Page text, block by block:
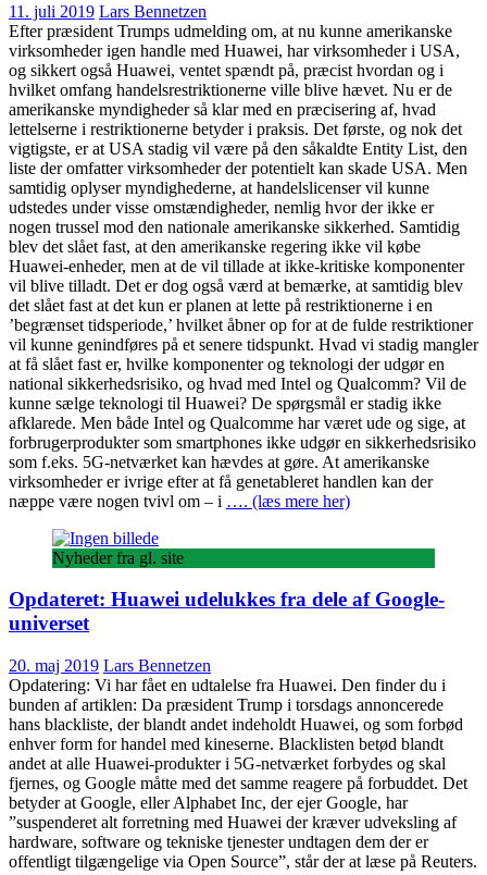
11. juli 2019 Lars Bennetzen
Efter præsident Trumps udmelding om, at nu kunne amerikanske
virksomheder igen handle med Huawei, har virksomheder i USA,
og sikkert også Huawei, ventet spændt på, præcist hvordan og i
hvilket omfang handelsrestriktionerne ville blive hævet. Nu er de
amerikanske myndigheder så klar med en præcisering af, hvad
lettelserne i restriktionerne betyder i praksis. Det første, og nok det
vigtigste, er at USA stadig vil være på den såkaldte Entity List, den
liste der omfatter virksomheder der potentielt kan skade USA. Men
samtidig oplyser myndighederne, at handelslicenser vil kunne
udstedes under visse omstændigheder, nemlig hvor der ikke er
nogen trussel mod den nationale amerikanske sikkerhed. Samtidig
blev det slået fast, at den amerikanske regering ikke vil købe
Huawei-enheder, men at de vil tillade at ikke-kritiske komponenter
vil blive tilladt. Det er dog også værd at bemærke, at samtidig blev
det slået fast at det kun er planen at lette på restriktionerne i en
’begrænset tidsperiode,’ hvilket åbner op for at de fulde restriktioner
vil kunne genindføres på et senere tidspunkt. Hvad vi stadig mangler
at få slået fast er, hvilke komponenter og teknologi der udgør en
national sikkerhedsrisiko, og hvad med Intel og Qualcomm? Vil de
kunne sælge teknologi til Huawei? De spørgsmål er stadig ikke
afklarede. Men både Intel og Qualcomme har været ude og sige, at
forbrugerprodukter som smartphones ikke udgør en sikkerhedsrisiko
som f.eks. 5G-netværket kan hævdes at gøre. At amerikanske
virksomheder er ivrige efter at få genetableret handlen kan der
næppe være nogen tvivl om – i …. (læs mere her)
Nyheder fra gl. site
Opdateret: Huawei udelukkes fra dele af Google-
universet
20. maj 2019 Lars Bennetzen
Opdatering: Vi har fået en udtalelse fra Huawei. Den finder du i
bunden af artiklen: Da præsident Trump i torsdags annoncerede
hans blackliste, der blandt andet indeholdt Huawei, og som forbød
enhver form for handel med kineserne. Blacklisten betød blandt
andet at alle Huawei-produkter i 5G-netværket forbydes og skal
fjernes, og Google måtte med det samme reagere på forbuddet. Det
betyder at Google, eller Alphabet Inc, der ejer Google, har
”suspenderet alt forretning med Huawei der kræver udveksling af
hardware, software og tekniske tjenester undtagen dem der er
offentligt tilgængelige via Open Source”, står der at læse på Reuters.